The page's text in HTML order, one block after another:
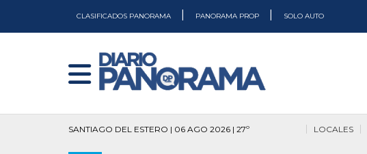
CLASIFICADOS PANORAMA PANORAMA PROP SOLO AUTO
SANTIAGO DEL ESTERO | 06 AGO 2026 | 27º LOCALES